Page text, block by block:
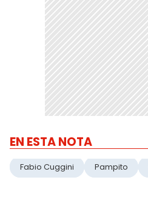
EN ESTA NOTA
Fabio Cuggini Pampito